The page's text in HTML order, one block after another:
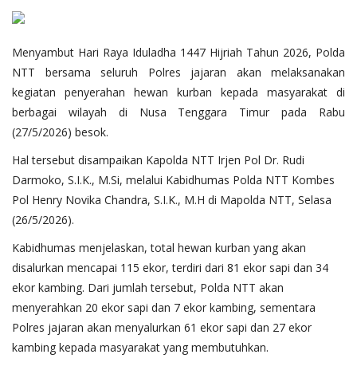
Menyambut Hari Raya Iduladha 1447 Hijriah Tahun 2026, Polda
NTT bersama seluruh Polres jajaran akan melaksanakan
kegiatan penyerahan hewan kurban kepada masyarakat di
berbagai wilayah di Nusa Tenggara Timur pada Rabu
(27/5/2026) besok.
Hal tersebut disampaikan Kapolda NTT Irjen Pol Dr. Rudi
Darmoko, S.I.K., M.Si, melalui Kabidhumas Polda NTT Kombes
Pol Henry Novika Chandra, S.I.K., M.H di Mapolda NTT, Selasa
(26/5/2026).
Kabidhumas menjelaskan, total hewan kurban yang akan
disalurkan mencapai 115 ekor, terdiri dari 81 ekor sapi dan 34
ekor kambing. Dari jumlah tersebut, Polda NTT akan
menyerahkan 20 ekor sapi dan 7 ekor kambing, sementara
Polres jajaran akan menyalurkan 61 ekor sapi dan 27 ekor
kambing kepada masyarakat yang membutuhkan.